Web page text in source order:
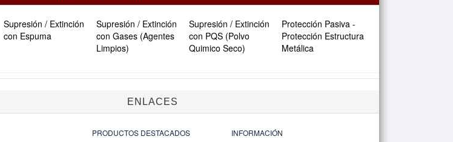
Supresión / Extinción
con Espuma
Supresión / Extinción
con Gases (Agentes
Limpios)
Supresión / Extinción
con PQS (Polvo
Quimico Seco)
Protección Pasiva -
Protección Estructura
Metálica
ENLACES
PRODUCTOS DESTACADOS INFORMACIÓN